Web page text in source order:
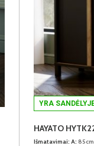
YRA
HAYATO
Išmatavimai: A: 85cm